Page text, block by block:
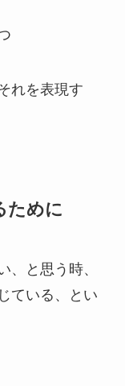
れを表現す
ために
、と思う時、
ている、とい